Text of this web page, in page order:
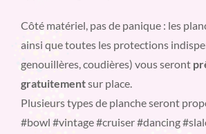
Côté matériel, pas de panique : les
ainsi que toutes les protections
genouillères, coudières) vous seront
gratuitementsur place.
Plusieurs types de planche seront
#bowl #vintage #cruiser #dancing